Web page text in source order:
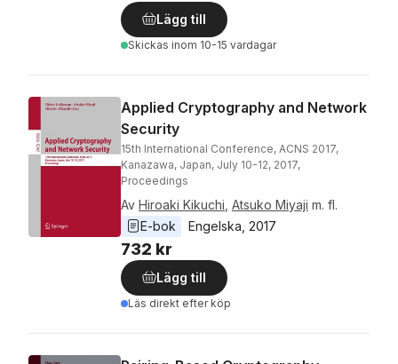
Lägg till
Skickas inom 10-15 vardagar
Applied Cryptography and Network
Security
15th International Conference, ACNS 2017,
Kanazawa, Japan, July 10-12, 2017,
Proceedings
Av Hiroaki Kikuchi Atsuko Miyaji m. fl.
E-bok
Engelska 2017
732 kr
Lägg till
Läs direkt efter köp